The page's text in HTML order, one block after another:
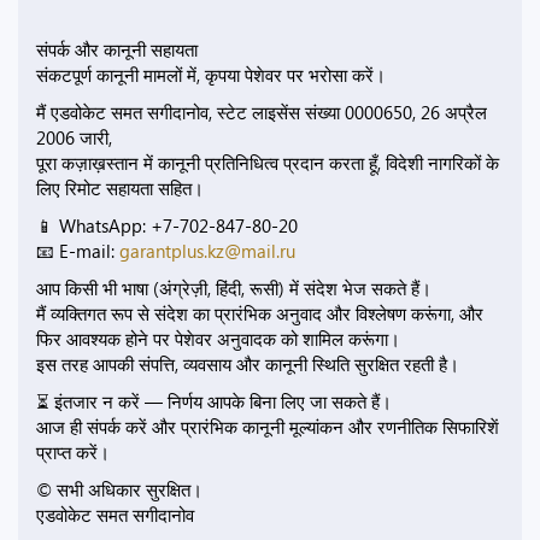
संपर्क और कानूनी सहायता
संकटपूर्ण कानूनी मामलों में, कृपया पेशेवर पर भरोसा करें।
मैं एडवोकेट समत सगीदानोव, स्टेट लाइसेंस संख्या 0000650, 26 अप्रैल
2006 जारी,
पूरा कज़ाख़स्तान में कानूनी प्रतिनिधित्व प्रदान करता हूँ, विदेशी नागरिकों के
लिए रिमोट सहायता सहित।
📱 WhatsApp: +7-702-847-80-20
📧 E-mail: garantplus.kz@mail.ru
आप किसी भी भाषा (अंग्रेज़ी, हिंदी, रूसी) में संदेश भेज सकते हैं।
मैं व्यक्तिगत रूप से संदेश का प्रारंभिक अनुवाद और विश्लेषण करूंगा, और
फिर आवश्यक होने पर पेशेवर अनुवादक को शामिल करूंगा।
इस तरह आपकी संपत्ति, व्यवसाय और कानूनी स्थिति सुरक्षित रहती है।
⏳ इंतजार न करें — निर्णय आपके बिना लिए जा सकते हैं।
आज ही संपर्क करें और प्रारंभिक कानूनी मूल्यांकन और रणनीतिक सिफारिशें
प्राप्त करें।
© सभी अधिकार सुरक्षित।
एडवोकेट समत सगीदानोव